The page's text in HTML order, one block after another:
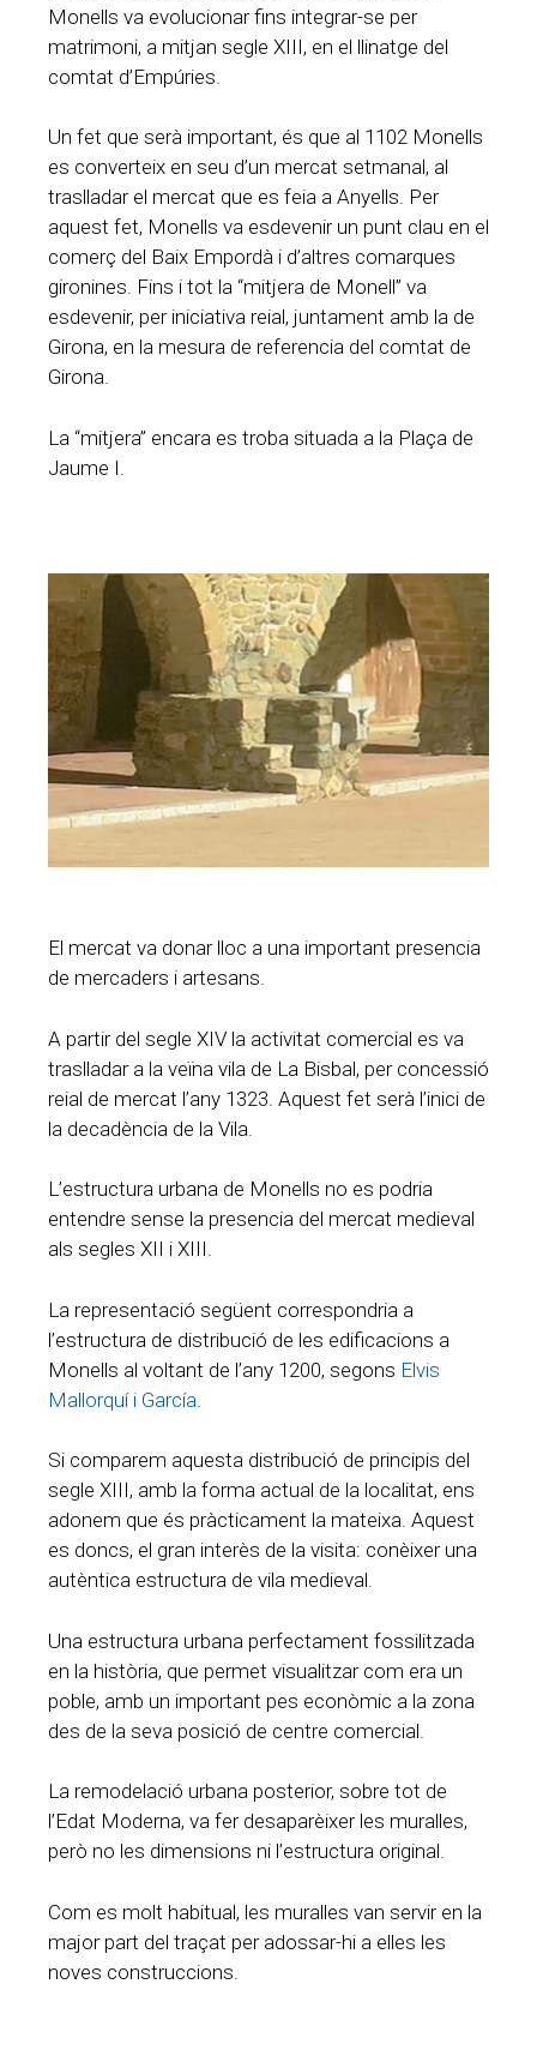
Monells va evolucionar fins integrar-se per
matrimoni, a mitjan segle XIII, en el llinatge del
comtat d’Empúries.
Un fet que serà important, és que al 1102 Monells
es converteix en seu d’un mercat setmanal, al
traslladar el mercat que es feia a Anyells. Per
aquest fet, Monells va esdevenir un punt clau en el
comerç del Baix Empordà i d’altres comarques
gironines. Fins i tot la “mitjera de Monell” va
esdevenir, per iniciativa reial, juntament amb la de
Girona, en la mesura de referencia del comtat de
Girona.
La “mitjera” encara es troba situada a la Plaça de
Jaume I.
El mercat va donar lloc a una important presencia
de mercaders i artesans.
A partir del segle XIV la activitat comercial es va
traslladar a la veïna vila de La Bisbal, per concessió
reial de mercat l’any 1323. Aquest fet serà l’inici de
la decadència de la Vila.
L’estructura urbana de Monells no es podria
entendre sense la presencia del mercat medieval
als segles XII i XIII.
La representació següent correspondria a
l’estructura de distribució de les edificacions a
Monells al voltant de l’any 1200, segons Elvis
Mallorquí i García
Si comparem aquesta distribució de principis del
segle XIII, amb la forma actual de la localitat, ens
adonem que és pràcticament la mateixa. Aquest
es doncs, el gran interès de la visita: conèixer una
autèntica estructura de vila medieval.
Una estructura urbana perfectament fossilitzada
en la història, que permet visualitzar com era un
poble, amb un important pes econòmic a la zona
des de la seva posició de centre comercial.
La remodelació urbana posterior, sobre tot de
l’Edat Moderna, va fer desaparèixer les muralles,
però no les dimensions ni l’estructura original.
Com es molt habitual, les muralles van servir en la
major part del traçat per adossar-hi a elles les
noves construccions.